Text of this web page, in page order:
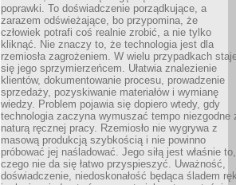
poprawki. To doświadczenie porządkujące, a
zarazem odświeżające, bo przypomina, że
człowiek potrafi coś realnie zrobić, a nie tylko
kliknąć. Nie znaczy to, że technologia jest dla
rzemiosła zagrożeniem. W wielu przypadkach
się jego sprzymierzeńcem. Ułatwia znalezienie
klientów, dokumentowanie procesu, prowadzenie
sprzedaży, pozyskiwanie materiałów i wymianę
wiedzy. Problem pojawia się dopiero wtedy, gdy
technologia zaczyna wymuszać tempo niezgodne
naturą ręcznej pracy. Rzemiosło nie wygrywa z
masową produkcją szybkością i nie powinno
próbować jej naśladować. Jego siłą jest właśnie to,
czego nie da się łatwo przyspieszyć. Uważność,
doświadczenie, niedoskonałość będąca śladem